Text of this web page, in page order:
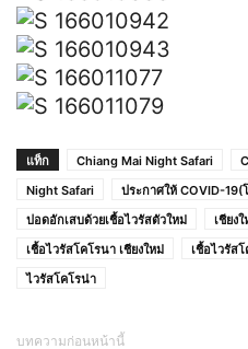
แท็ก Chiang Mai Night Safari
Night Safari
ประกาศให้ COVID-
ปอดอักเสบด้วยเชื้อไวรัสตัวใหม่
เชียง
เชื้อไวรัสโคโรนา เชียงใหม่
เชื้อไวรัส
ไวรัสโคโรน่า
บทความก่อนหน้านี้